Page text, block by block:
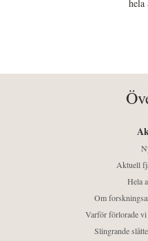
hela
Aktuell
Hela
Om
Varför förlorade vi
Slingrande